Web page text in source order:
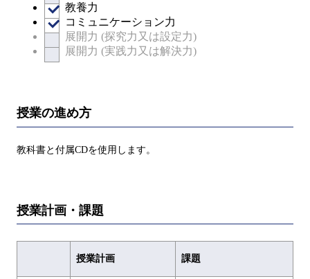
教養力
コミュニケーション力
展開力 (探究力又は設定力)
展開力 (実践力又は解決力)
授業の進め方
教科書と付属CDを使用します。
授業計画・課題
授業計画 課題